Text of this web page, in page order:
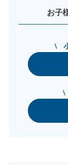
お子
\
\